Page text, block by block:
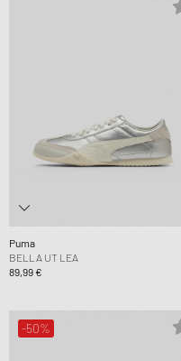
Puma
BELLA UT LEA
89,99 €
-50%